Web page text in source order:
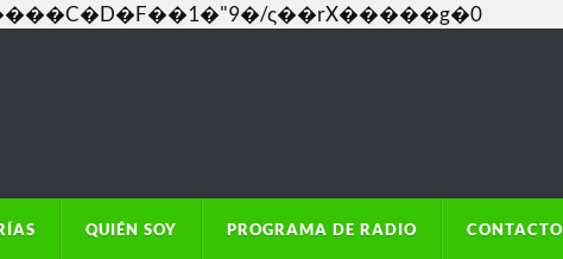
ς��rX�����g�0
QUIÉN SOY PROGRAMA DE RADIO CONTACTO